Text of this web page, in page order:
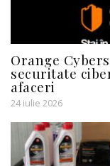
Orange
securitate
afaceri
24 iulie 2026